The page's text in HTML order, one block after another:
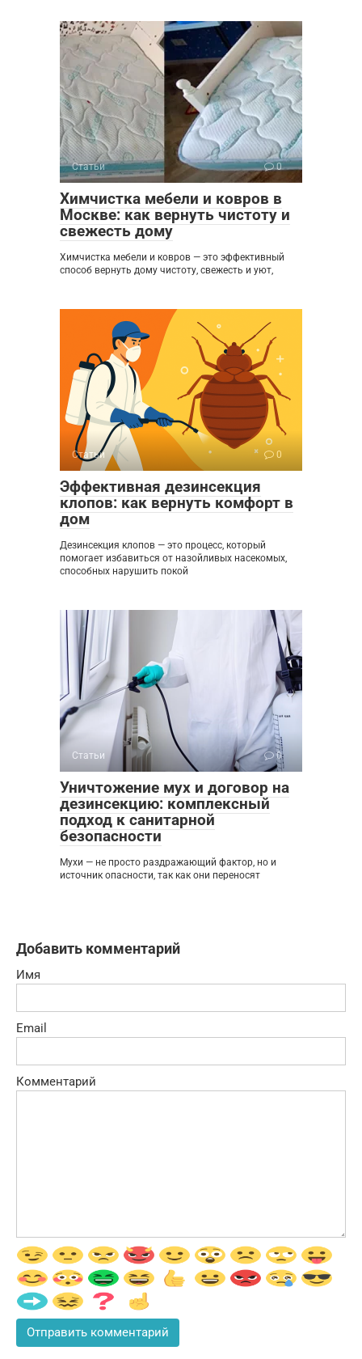
Статьи 0
Химчистка мебели и ковров в
Москве: как вернуть чистоту и
свежесть дому
Химчистка мебели и ковров — это эффективный
способ вернуть дому чистоту, свежесть и уют,
Статьи 0
Эффективная дезинсекция
клопов: как вернуть комфорт в
дом
Дезинсекция клопов — это процесс, который
помогает избавиться от назойливых насекомых,
способных нарушить покой
Статьи 0
Уничтожение мух и договор на
дезинсекцию: комплексный
подход к санитарной
безопасности
Мухи — не просто раздражающий фактор, но и
источник опасности, так как они переносят
Добавить комментарий
Имя
Email
Комментарий